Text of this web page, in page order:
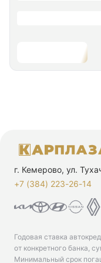
г. Кемерово, ул.
+7 (384) 223-26-14‬
Годовая ставка
от конкретного банка,
Минимальный срок